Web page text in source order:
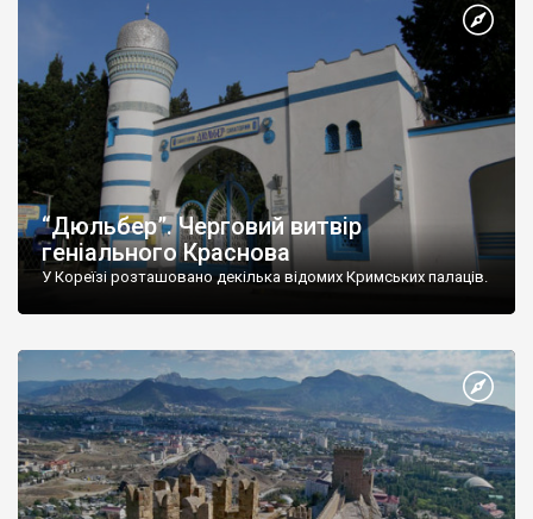
“Дюльбер”. Черговий витвір
геніального Краснова
У Кореїзі розташовано декілька відомих Кримських палаців.